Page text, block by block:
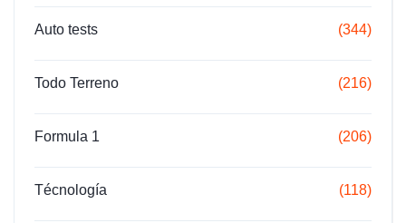
Auto tests (344)
Todo Terreno (216)
Formula 1 (206)
Técnología (118)